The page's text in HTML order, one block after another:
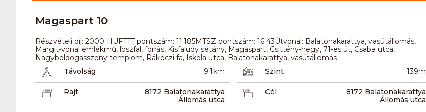
Magaspart 10
Részvételi díj: 2000 HUFTTT pontszám: 11.185MTSZ pontszám: 16.43Útvonal: Balatonakarattya, vasútállomás,
Margit-vonal emlékmű, löszfal, forrás, Kisfaludy sétány, Magaspart, Csittény-hegy, 71-es út, Csaba utca,
Nagyboldogasszony templom, Rákóczi fa, Iskola utca, Balatonakarattya, vasútállomás
Távolság
9.1km Szint 139m
Rajt
8172 Balatonakarattya
Állomás utca
Cél
8172 Balatonakarattya
Állomás utca